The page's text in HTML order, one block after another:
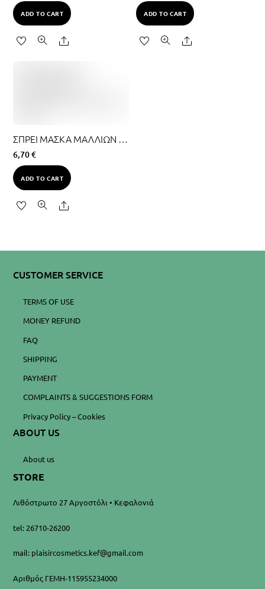
ADD TO CART
Share
ADD TO CART
Share
ΣΠΡΕΙ ΜΑΣΚΑ ΜΑΛΛΙΩΝ IMEL ΑΡΓΑΝΟΛΑΔΟ, ΑΦΗΣΕ ΤΟ 300ML
6,70€
ADD TO CART
Share
CUSTOMER SERVICE
TERMS OF USE
MONEY REFUND
FAQ
SHIPPING
PAYMENT
COMPLAINTS & SUGGESTIONS FORM
Privacy Policy – Cookies
ABOUT US
About us
STORE
Λιθόστρωτο 27 Αργοστόλι • Κεφαλονιά
tel: 26710-26200
mail: plaisircosmetics.kef@gmail.com
Αριθμός ΓΕΜΗ-115955234000